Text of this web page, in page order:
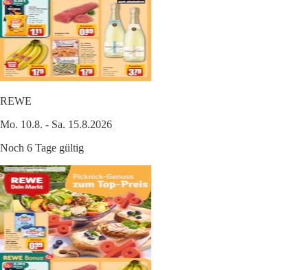
REWE
Mo. 10.8. - Sa. 15.8.2026
Noch 6 Tage gültig